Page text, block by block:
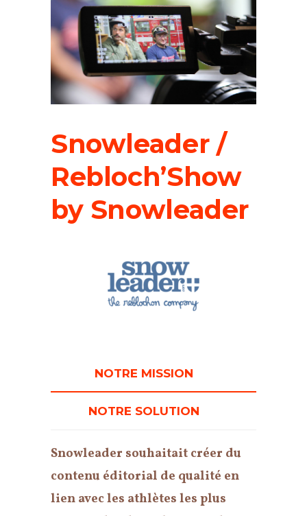
Snowleader /
Rebloch’Show
by Snowleader
NOTRE MISSION
NOTRE SOLUTION
Snowleader souhaitait créer du
contenu éditorial de qualité en
lien avec les athlètes les plus